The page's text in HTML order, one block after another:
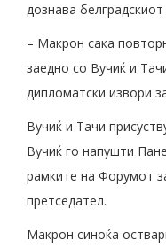
дознава белградскиот
– Макрон сака
заедно со Вучиќ и
дипломатски извори
Вучиќ и Тачи
Вучиќ го напушти
рамките на Форумот
претседател.
Макрон синоќа